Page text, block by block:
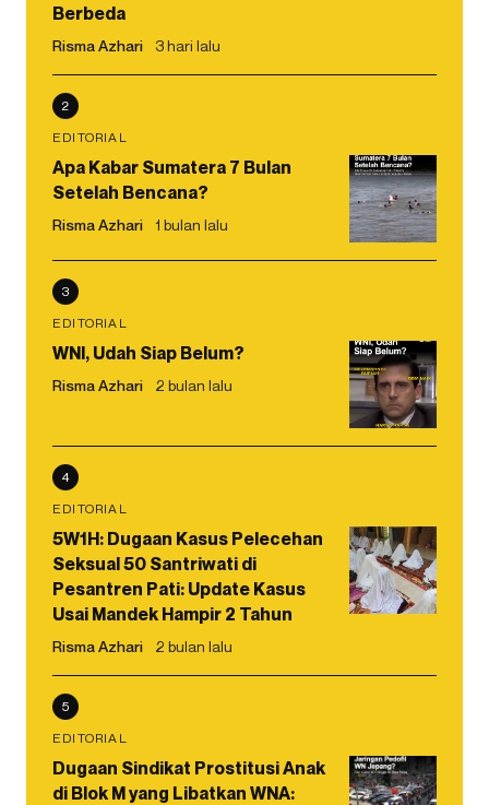
Berbeda
Risma Azhari 3 hari lalu
2
EDITORIAL
Apa Kabar Sumatera 7 Bulan
Setelah Bencana?
Risma Azhari 1 bulan lalu
3
EDITORIAL
WNI, Udah Siap Belum?
Risma Azhari 2 bulan lalu
4
EDITORIAL
5W1H: Dugaan Kasus Pelecehan
Seksual 50 Santriwati di
Pesantren Pati: Update Kasus
Usai Mandek Hampir 2 Tahun
Risma Azhari 2 bulan lalu
5
EDITORIAL
Dugaan Sindikat Prostitusi Anak
di Blok M yang Libatkan WNA: